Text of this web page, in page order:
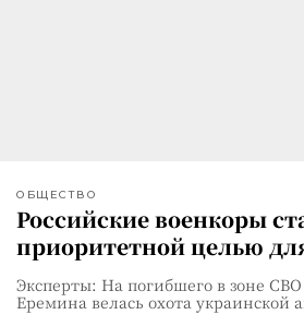
ОБЩЕСТВО
Российские военкоры
приоритетной целью
Эксперты: На погибшего в зоне
Еремина велась охота украинской